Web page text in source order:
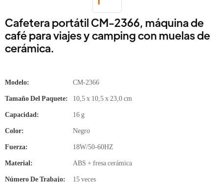
Cafetera portátil CM-2366, máquina de
café para viajes y camping con muelas de
cerámica.
Modelo: CM-2366
Tamaño Del Paquete: 10,5 x 10,5 x 23,0 cm
Capacidad: 16 g
Color: Negro
Fuerza: 18W/50-60HZ
Material: ABS + fresa cerámica
Número De Trabajo: 15 veces